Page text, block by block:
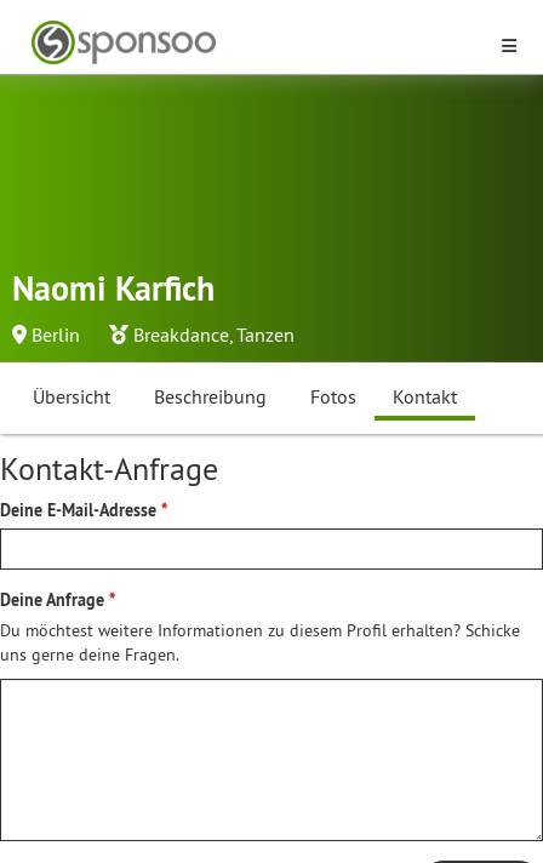
Naomi Karfich
Berlin Breakdance,Tanzen
Übersicht Beschreibung Fotos Kontakt
Kontakt-Anfrage
Deine E-Mail-Adresse
Deine Anfrage
Du möchtest weitere Informationen zu diesem Profil erhalten? Schicke
uns gerne deine Fragen.